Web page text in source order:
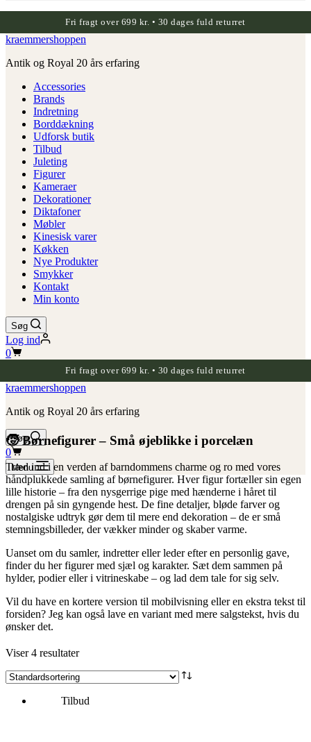
Fri fragt over 699 kr. • 30 dages fuld returret
kraemmershoppen
Antik og Royal 20 års erfaring
Accessories
Brands
Indretning
Borddækning
Udforsk butik
Tilbud
Juleting
Figurer
Kameraer
Dekorationer
Diktafoner
Møbler
Kinesisk varer
Køkken
Nye Produkter
Smykker
Kontakt
Min konto
Søg
Log ind
Indkøbskurv
0
Fri fragt over 699 kr. • 30 dages fuld returret
kraemmershoppen
Antik og Royal 20 års erfaring
Søg
Indkøbskurv
0
Menu
🧒 Børnefigurer – Små øjeblikke i porcelæn
Træd ind i en verden af barndommens charme og ro med vores
håndplukkede samling af børnefigurer. Hver figur fortæller sin egen
lille historie – fra den nysgerrige pige med hænderne i håret til
drengen på sin gyngende hest. De fine detaljer, bløde farver og
nostalgiske udtryk gør dem til mere end dekoration – de er små
stemningsbilleder, der vækker minder og skaber varme.
Uanset om du samler, indretter eller leder efter en personlig gave,
finder du her figurer med sjæl og karakter. Sæt dem sammen på
hylder, podier eller i vitrineskabe – og lad dem tale for sig selv.
Vil du have en kortere version til mobilvisning eller en ekstra tekst til
forsiden? Jeg kan også lave en variant med mere salgstekst, hvis du
ønsker det.
Viser 4 resultater
Tilbud